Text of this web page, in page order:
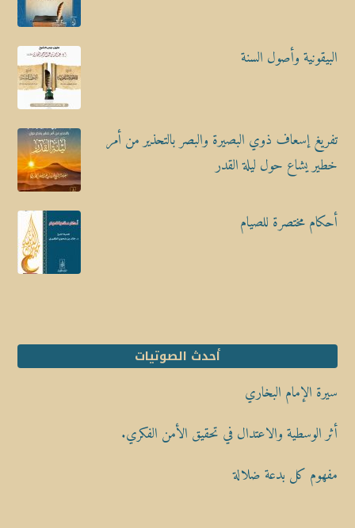
البيقونية وأصول السنة
تفريغ إسعاف ذوي البصيرة والبصر بالتحذير من أمر
خطير يشاع حول ليلة القدر
أحكام مختصرة للصيام
أحدث الصوتيات
سيرة الإمام البخاري
أثر الوسطية والاعتدال في تحقيق الأمن الفكري.
مفهوم كل بدعة ضلالة